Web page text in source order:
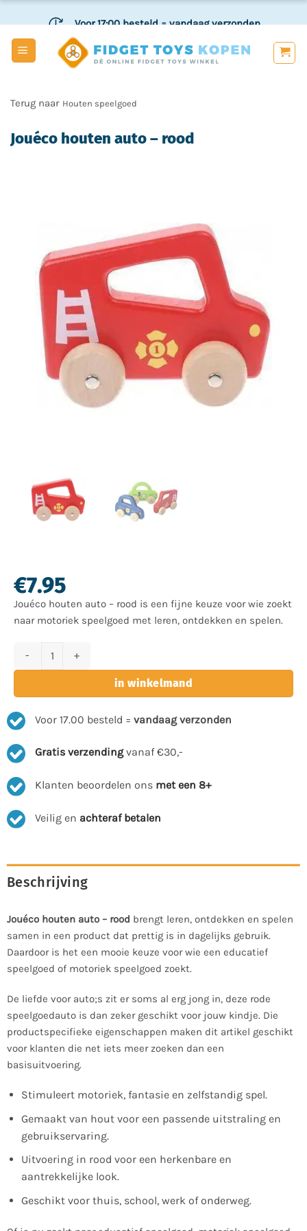
naar
inhoud
Veiligen achteraf betalen
Jouéco houten auto – rood
Houten speelgoed
€7.95
Jouéco houten auto – rood is een fijne keuze voor wie zoekt
naar motoriek speelgoed met leren, ontdekken en spelen.
in winkelmand
Voor 17.00 besteld = vandaag verzonden
Gratis verzendingvanaf €30,-
Klanten beoordelen ons met een 8+
Veilig en achteraf betalen
Beschrijving
Jouéco houten auto – rood brengt leren, ontdekken en spelen
samen in een product dat prettig is in dagelijks gebruik.
Daardoor is het een mooie keuze voor wie een educatief
speelgoed of motoriek speelgoed zoekt.
De liefde voor auto;s zit er soms al erg jong in, deze rode
speelgoedauto is dan zeker geschikt voor jouw kindje. Die
productspecifieke eigenschappen maken dit artikel geschikt
voor klanten die net iets meer zoeken dan een
basisuitvoering.
Stimuleert motoriek, fantasie en zelfstandig spel.
Gemaakt van hout voor een passende uitstraling en
gebruikservaring.
Uitvoering in rood voor een herkenbare en
aantrekkelijke look.
Geschikt voor thuis, school, werk of onderweg.